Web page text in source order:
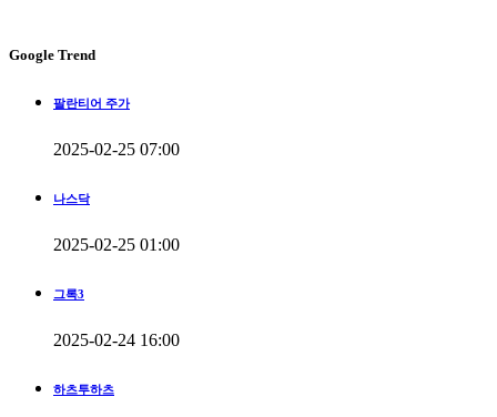
Google Trend
팔란티어 주가
2025-02-25 07:00
나스닥
2025-02-25 01:00
그록3
2025-02-24 16:00
하츠투하츠